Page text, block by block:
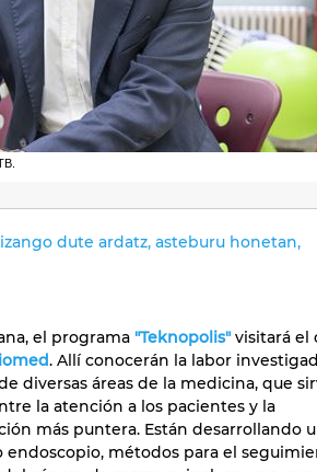
dute ardatz, asteburu honetan,
el programa "Teknopolis"visitará el
. Allí conocerán la labor
diversas áreas de la medicina, que
la atención a los pacientes y la
más puntera. Están desarrollando
endoscopio, métodos para el